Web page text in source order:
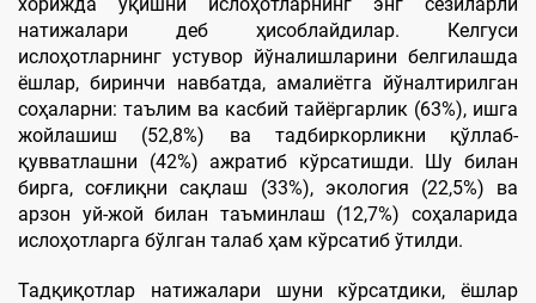
натижалари деб ҳисоблайдилар. Келгуси
ислоҳотларнинг устувор йўналишларини белгилашда
ёшлар, биринчи навбатда, амалиётга йўналтирилган
соҳаларни: таълим ва касбий тайёргарлик (63%), ишга
жойлашиш (52,8%) ва тадбиркорликни қўллаб-
қувватлашни (42%) ажратиб кўрсатишди. Шу билан
бирга, соғлиқни сақлаш (33%), экология (22,5%) ва
арзон уй-жой билан таъминлаш (12,7%) соҳаларида
ислоҳотларга бўлган талаб ҳам кўрсатиб ўтилди.
Тадқиқотлар натижалари шуни кўрсатдики, ёшлар